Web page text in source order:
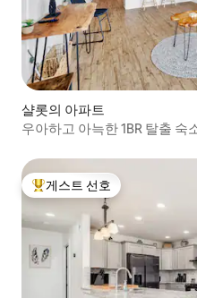
샬롯의 아파트
우아하고 아늑한 1BR 탈출 숙
상위 게스트 선호
게스트 선호